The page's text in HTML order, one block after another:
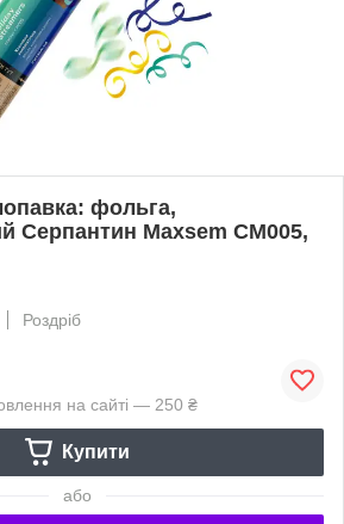
фольга,
Серпантин Maxsem CM005,
Роздріб
на сайті — 250 ₴
Купити
або